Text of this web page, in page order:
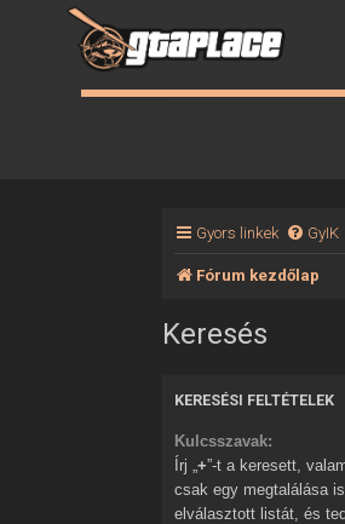
Gyors linkek GyIK
Fórum kezdőlap
Keresés
KERESÉSI FELTÉTELEK
Kulcsszavak:
Írj „+”-t a keresett,
csak egy megtalálása
elválasztott listát, és